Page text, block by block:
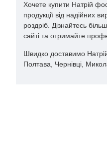
Хочете купити Натрій
продукції від надійних
роздріб. Дізнайтесь
сайті та отримайте
Швидко доставимо
Полтава, Чернівці,